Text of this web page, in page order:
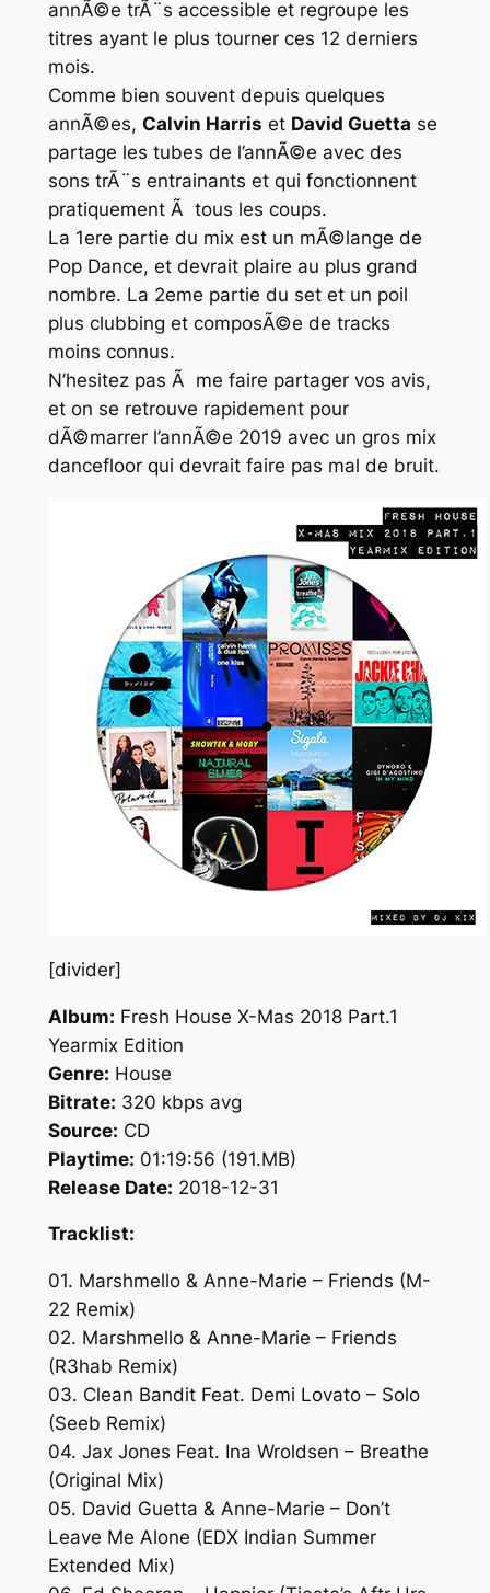
annÃ©e trÃ¨s accessible et regroupe les
titres ayant le plus tourner ces 12 derniers
mois.
Comme bien souvent depuis quelques
annÃ©es, Calvin Harris et David Guetta se
partage les tubes de l’annÃ©e avec des
sons trÃ¨s entrainants et qui fonctionnent
pratiquement Ã tous les coups.
La 1ere partie du mix est un mÃ©lange de
Pop Dance, et devrait plaire au plus grand
nombre. La 2eme partie du set et un poil
plus clubbing et composÃ©e de tracks
moins connus.
N’hesitez pas Ã me faire partager vos avis,
et on se retrouve rapidement pour
dÃ©marrer l’annÃ©e 2019 avec un gros mix
dancefloor qui devrait faire pas mal de bruit.
[divider]
Album: Fresh House X-Mas 2018 Part.1
Yearmix Edition
Genre: House
Bitrate: 320 kbps avg
Source: CD
Playtime: 01:19:56 (191.MB)
Release Date: 2018-12-31
Tracklist:
01. Marshmello & Anne-Marie – Friends (M-
22 Remix)
02. Marshmello & Anne-Marie – Friends
(R3hab Remix)
03. Clean Bandit Feat. Demi Lovato – Solo
(Seeb Remix)
04. Jax Jones Feat. Ina Wroldsen – Breathe
(Original Mix)
05. David Guetta & Anne-Marie – Don’t
Leave Me Alone (EDX Indian Summer
Extended Mix)